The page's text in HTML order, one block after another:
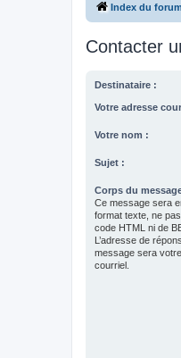
Index du forum
Contacter
Destinataire :
Votre adresse
Votre nom :
Sujet :
Corps du
Ce message sera
format texte, ne
code HTML ni de
L’adresse de
message sera
courriel.